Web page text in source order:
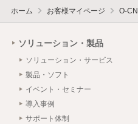
ホーム お客様マイページ O-
ソリューション・製品
ソリューション・サービス
製品・ソフト
イベント・セミナー
導入事例
サポート体制